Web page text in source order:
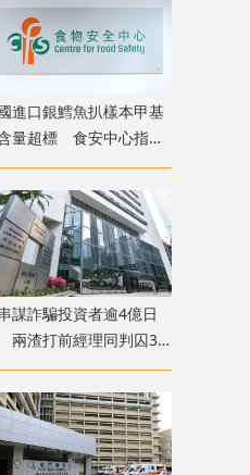
進口銀鱈魚扒樣本甲基
量超標 食安中心指令
謀詐騙投資者逾4億日
渣打前經理同判囚3